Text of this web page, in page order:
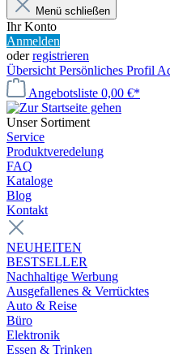
Menü schließen
Ihr Konto
Anmelden
oderregistrieren
Übersicht Persönliches Profil
Angebotsliste 0,00 €*
Unser Sortiment
Service
Produktveredelung
FAQ
Kataloge
Blog
Kontakt
NEUHEITEN
BESTSELLER
Nachhaltige Werbung
Ausgefallenes & Verrücktes
Auto & Reise
Büro
Elektronik
Essen & Trinken